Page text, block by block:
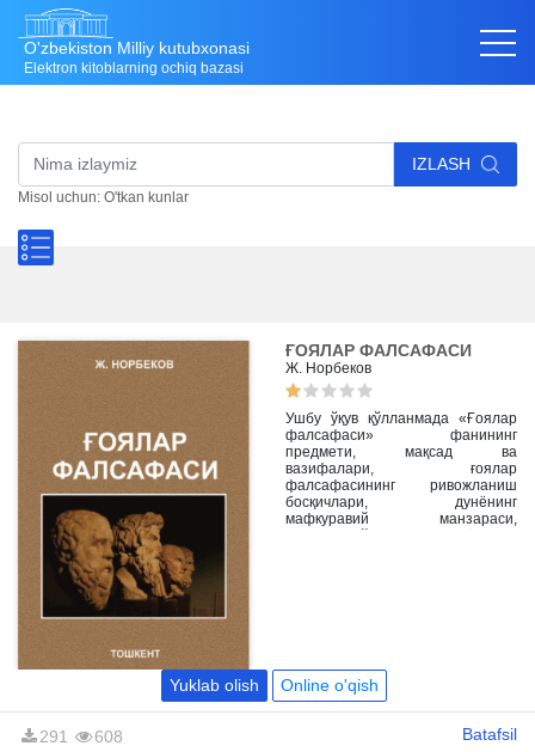
O'zbekiston Milliy kutubxonasi
Elektron kitoblarning ochiq bazasi
IZLASH
Misol uchun: O'tkan kunlar
ҒОЯЛАР ФАЛСАФАСИ
Ж. Норбеков
Ушбу ўқув қўлланмада «Ғоялар
фалсафаси» фанининг
предмети, мақсад ва
вазифалари, ғоялар
фалсафасининг ривожланиш
босқичлари, дунёнинг
мафкуравий манзараси,
Yuklab olish Online o'qish
291 608 Batafsil